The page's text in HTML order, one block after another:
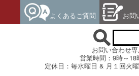
よくあるご質問 お問
お問い合わせ
営業時間：9時～18
定休日：毎水曜日 & 月１回火